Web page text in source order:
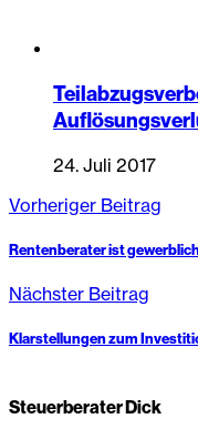
24. Juli 2017
Vorheriger Beitrag
Rentenberater ist
Nächster Beitrag
Klarstellungen zum
Steuerberater Dick